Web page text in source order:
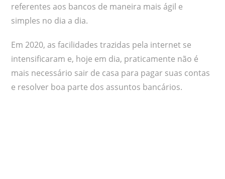
referentes aos bancos de maneira mais ágil e
simples no dia a dia.
Em 2020, as facilidades trazidas pela internet se
intensificaram e, hoje em dia, praticamente não é
mais necessário sair de casa para pagar suas contas
e resolver boa parte dos assuntos bancários.